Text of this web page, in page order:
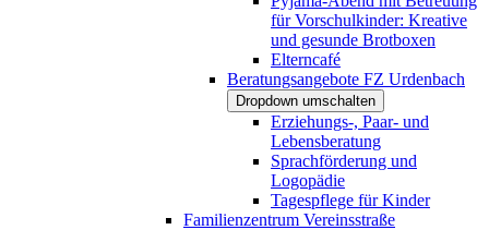
für Vorschulkinder: Kreative
und gesunde Brotboxen
Elterncafé
Beratungsangebote FZ Urdenbach
Dropdown umschalten
Erziehungs-, Paar- und
Lebensberatung
Sprachförderung und
Logopädie
Tagespflege für Kinder
Familienzentrum Vereinsstraße